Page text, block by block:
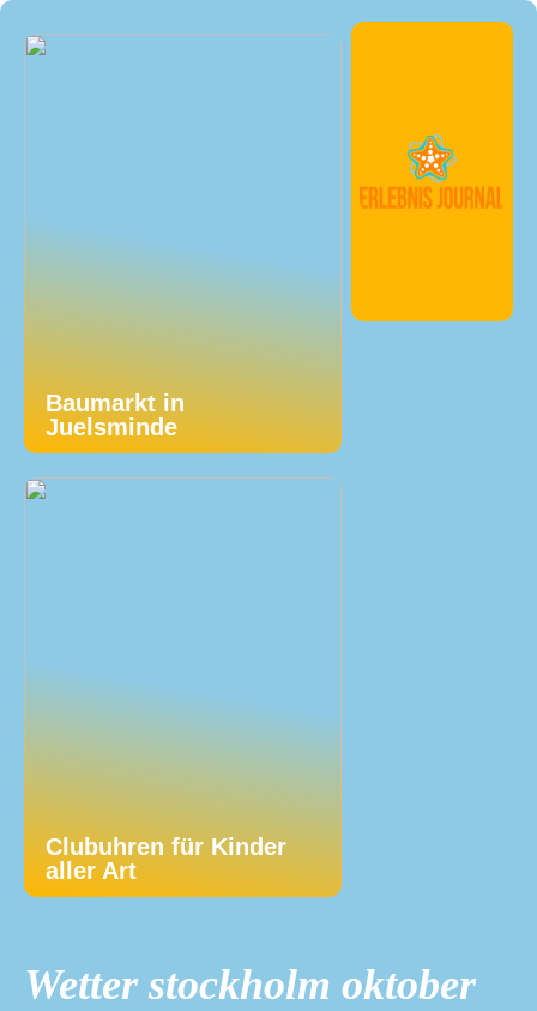
Baumarkt in
Juelsminde
Clubuhren für Kinder
aller Art
Wetter stockholm oktober